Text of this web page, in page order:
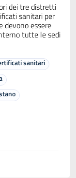
dei tre distretti
sanitari per
devono essere
tutte le sedi
sanitari